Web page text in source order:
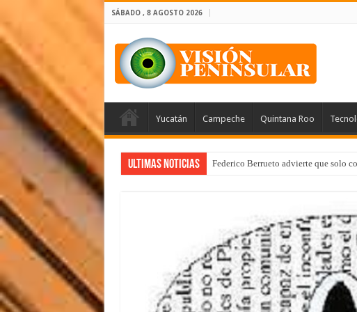
SÁBADO , 8 AGOSTO 2026
Yucatán Campeche Quintana Roo
Ultimas Noticias Federico Berrueto advierte que solo